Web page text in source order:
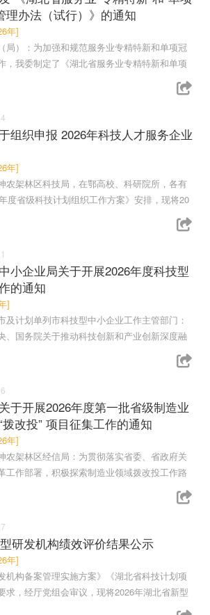
理办法（试行）》的通知
年]
局）：为加强和规范服务业专精特新和单项冠
，我委制定了《湖北省服务业专精特新和单项
组织申报 2026年科技人才服务企业
年]
农架林区科技局，在鄂高校、科研院所，各有
度省级科技计划组织工作方案》安排，现将20
小企业局关于开展2026年度科技型
的通知
]
及计划单列市科技型中小企业工作主管部门：
、国务院关于推动科技创新和产业创新深度融
于开展2026年度第一批省级制造业
改投” 项目征集工作的通知
年]
农架林区经信局：为贯彻落实省委、省政府关
工作部署，积极探索制造业领域拨改投工作路
研发机构绩效评价结果公示
年]
机构备案管理实施方案》《湖北省科技计划项
求，经厅党组会审议，现将2026年湖北省新型